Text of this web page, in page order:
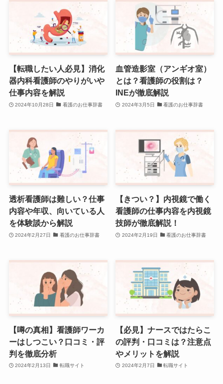
【転職したい人必見】消化
器内科看護師のやりがいや
仕事内容を解説
2024年10月28日 看護のお仕事辞書
血管造影室（アンギオ室）
とは？看護師の役割は？
INEが徹底解説
2024年3月5日 看護のお仕事辞書
透析看護師は難しい？仕事
内容や年収、向いている人
を体験談から解説
2024年2月27日 看護のお仕事辞書
【きつい？】内視鏡で働く
看護師の仕事内容を内視鏡
技師が徹底解説！
2024年2月19日 看護のお仕事辞書
【噂の真相】看護師ワーカ
ーはしつこい？口コミ・評
判を徹底分析
2024年2月13日 転職サイト
【必見】ナースではたらこ
の評判・口コミは？注意点
やメリットを解説
2024年2月7日 転職サイト